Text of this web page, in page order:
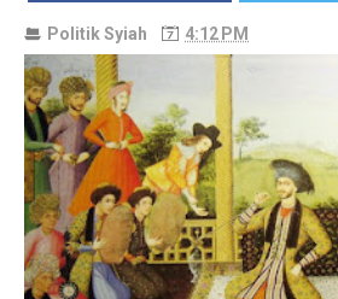
Politik Syiah 4:12 PM